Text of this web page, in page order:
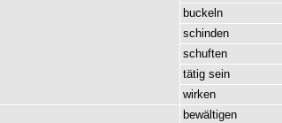
buckeln
schinden
schuften
tätig sein
wirken
bewältigen